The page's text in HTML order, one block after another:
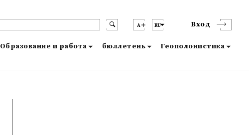
A RU Вход
Образование и работа бюллетень Геополонистика